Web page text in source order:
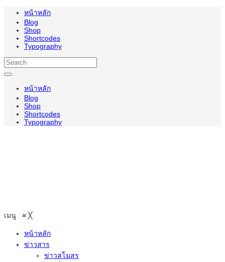
หน้าหลัก
Blog
Shop
Shortcodes
Typography
หน้าหลัก
Blog
Shop
Shortcodes
Typography
เมนู ≡ ╳
หน้าหลัก
ข่าวสาร
ข่าวสโมสร